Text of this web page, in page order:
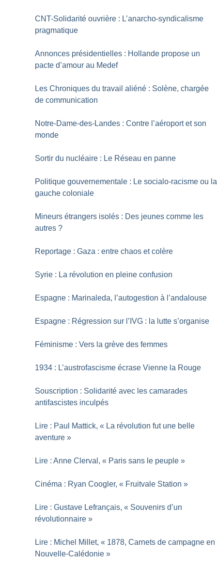
CNT-Solidarité ouvrière : L’anarcho-syndicalisme
pragmatique
Annonces présidentielles : Hollande propose un
pacte d’amour au Medef
Les Chroniques du travail aliéné : Solène, chargée
de communication
Notre-Dame-des-Landes : Contre l’aéroport et son
monde
Sortir du nucléaire : Le Réseau en panne
Politique gouvernementale : Le socialo-racisme ou la
gauche coloniale
Mineurs étrangers isolés : Des jeunes comme les
autres ?
Reportage : Gaza : entre chaos et colère
Syrie : La révolution en pleine confusion
Espagne : Marinaleda, l’autogestion à l’andalouse
Espagne : Régression sur l’IVG : la lutte s’organise
Féminisme : Vers la grève des femmes
1934 : L’austrofascisme écrase Vienne la Rouge
Souscription : Solidarité avec les camarades
antifascistes inculpés
Lire : Paul Mattick, « La révolution fut une belle
aventure »
Lire : Anne Clerval, « Paris sans le peuple »
Cinéma : Ryan Coogler, « Fruitvale Station »
Lire : Gustave Lefrançais, « Souvenirs d’un
révolutionnaire »
Lire : Michel Millet, « 1878, Carnets de campagne en
Nouvelle-Calédonie »